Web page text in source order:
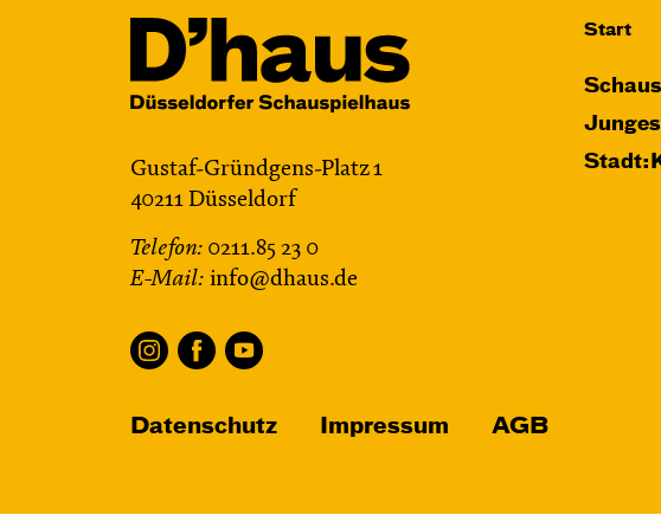
Gustaf-Gründgens-Platz 1
40211 Düsseldorf
Telefon: 0211.85 23 0
E-Mail: info@dhaus.de
Start
Datenschutz Impressum AGB